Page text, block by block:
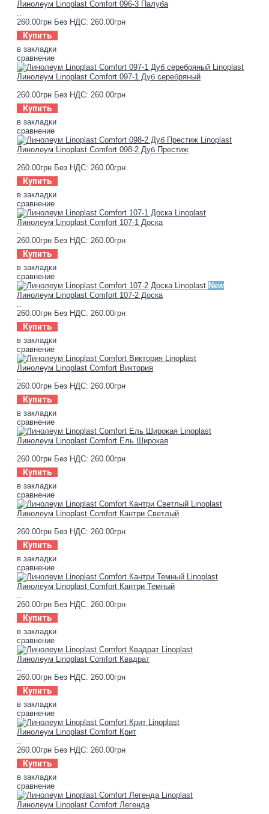
Линолеум Linoplast Comfort 096-3 Палуба
260.00грн Без НДС: 260.00грн
Купить
в закладки
сравнение
Линолеум Linoplast Comfort 097-1 Дуб серебряный
260.00грн Без НДС: 260.00грн
Купить
в закладки
сравнение
Линолеум Linoplast Comfort 098-2 Дуб Престиж
260.00грн Без НДС: 260.00грн
Купить
в закладки
сравнение
Линолеум Linoplast Comfort 107-1 Доска
260.00грн Без НДС: 260.00грн
Купить
в закладки
сравнение
New
Линолеум Linoplast Comfort 107-2 Доска
260.00грн Без НДС: 260.00грн
Купить
в закладки
сравнение
Линолеум Linoplast Comfort Виктория
260.00грн Без НДС: 260.00грн
Купить
в закладки
сравнение
Линолеум Linoplast Comfort Ель Широкая
260.00грн Без НДС: 260.00грн
Купить
в закладки
сравнение
Линолеум Linoplast Comfort Кантри Светлый
260.00грн Без НДС: 260.00грн
Купить
в закладки
сравнение
Линолеум Linoplast Comfort Кантри Темный
260.00грн Без НДС: 260.00грн
Купить
в закладки
сравнение
Линолеум Linoplast Comfort Квадрат
260.00грн Без НДС: 260.00грн
Купить
в закладки
сравнение
Линолеум Linoplast Comfort Крит
260.00грн Без НДС: 260.00грн
Купить
в закладки
сравнение
Линолеум Linoplast Comfort Легенда